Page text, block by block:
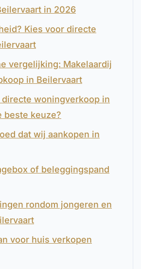
in 2026
Kies voor directe
vergelijking: Makelaardij
in Beilervaart
directe woningverkoop in
beste keuze?
dat wij aankopen in
of beleggingspand
rondom jongeren en
voor huis verkopen